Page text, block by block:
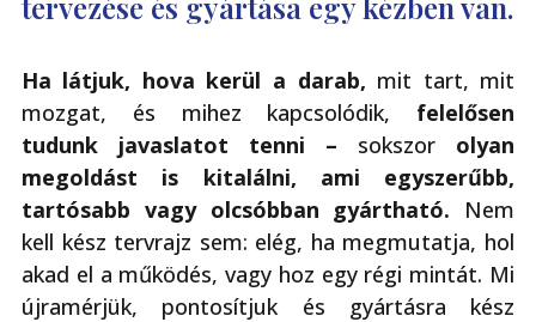
Ha látjuk, hova kerül a darab, mit tart, mit
mozgat, és mihez kapcsolódik, felelősen
tudunk javaslatot tenni – sokszor olyan
megoldást is kitalálni, ami egyszerűbb,
tartósabb vagy olcsóbban gyártható. Nem
kell kész tervrajz sem: elég, ha megmutatja, hol
akad el a működés, vagy hoz egy régi mintát. Mi
újramérjük, pontosítjuk és gyártásra kész